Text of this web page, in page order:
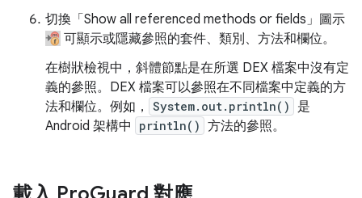
切換「Show all referenced methods or fields」圖示
可顯示或隱藏參照的套件、類別、方法和欄位。
在樹狀檢視中，斜體節點是在所選 DEX 檔案中沒有定
義的參照。DEX 檔案可以參照在不同檔案中定義的方
法和欄位。例如，
System.out.println()
是
Android 架構中
println() 方法的參照。